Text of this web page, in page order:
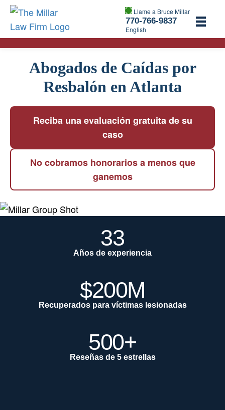
Llame a Bruce Millar
770-766-9837
English
Abogados de Caídas por
Resbalón en Atlanta
Reciba una evaluación gratuita de su
caso
No cobramos honorarios a menos que
ganemos
33
Años de experiencia
$200M
Recuperados para víctimas lesionadas
500+
Reseñas de 5 estrellas